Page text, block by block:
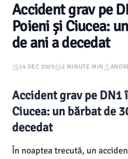
Accident grav pe
Poieni și Ciucea:
de ani a decedat
14 DEC 2025 2 MINUTE MIN
Accident grav pe DN1
Ciucea: un bărbat de
decedat
În noaptea trecută, un